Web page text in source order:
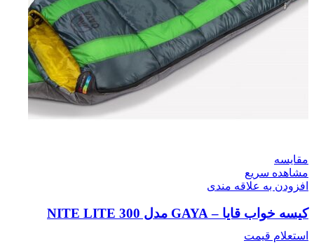
مقایسه
مشاهده سریع
افزودن به علاقه مندی
کیسه خواب قایا – GAYA مدل NITE LITE 300
استعلام قیمت